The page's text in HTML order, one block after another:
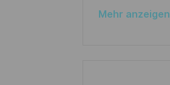
h
r
Mehr anzeigen